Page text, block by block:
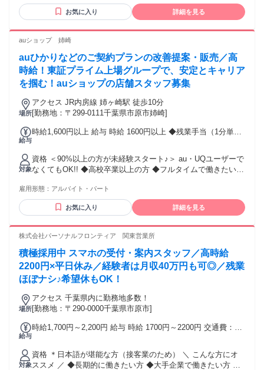
＞ ◇未経験でも始められる仕事がいい ◇接客・販売スキルを
活かしたい ◇安定して長く働きたいetc. ＜色々なお仕事経験
など他キャリアの経験がある方も歓迎！ - 【従業員の声！】
「携帯」は生活に欠かせない物なので、様々な年代のお客様
のために働ける仕事だと思い応募しました。 ・前職の経験が
役に立ったのは？ ヒアリング力を培ってきたので、困ってい
ることに対する提案ができています。 ・携帯販売のおすすめ
ポイントは？ お客様と信頼関係を築ける人、お客様を第一に
考えられる人にとってはおすすめです！
お気に入り 詳細を見る
auショップ 姉崎
auひかりなどのご契約プランの改善提案・販売／高
時給！東証プライム上場グループで、安定とキャリア
を掴む！auショップの店舗スタッフ募集
場所
アクセス JR内房線 姉ヶ崎駅 徒歩10分
[勤務地：〒299-0111千葉県市原市姉崎]
給与
時給1,600円以上 給与 時給 1600円以上 ◆残業手当（1分単位
円～） 皆さんのがんばりをしっかり評価して積極的に昇給し
ていきます!! ※最大時給1800円(経験3年/勤務地による) 交通
費：交通費支給 月額10万円まで
対象
資格 ＜90%以上の方が未経験スタート♪＞ au・UQユーザーで
なくてもOK!! ◆高校卒業以上の方 ◆フルタイムで働きたい方
できる方優遇! ◆半年以上勤務可能な方 ＜こんな方もぜひ！
＞ ◇未経験でも始められる仕事がいい ◇接客・販売スキルを
活かしたい ◇安定して長く働きたいetc. ＜色々なお仕事経験
など他キャリアの経験がある方も歓迎！ - 【従業員の声！】
「携帯」は生活に欠かせない物なので、様々な年代のお客様
のために働ける仕事だと思い応募しました。 ・前職の経験が
役に立ったのは？ ヒアリング力を培ってきたので、困ってい
ることに対する提案ができています。 ・携帯販売のおすすめ
ポイントは？ お客様と信頼関係を築ける人、お客様を第一に
考えられる人にとってはおすすめです！
雇用形態： アルバイト・パート
お気に入り 詳細を見る
株式会社パーソナルフロンティア 関東営業所
積極採用中 スマホの受付・案内スタッフ／高時給
2200円×平日休み／経験者は月収40万円も可◎／残業
ほぼナシ♪希望休もOK！
場所
アクセス 千葉県内に勤務地多数！
[勤務地：〒290-0000千葉県市原市]
給与
時給1,700円～2,200円 給与 時給 1700円～2200円 交通費：通
げる！
対象
資格 ＊日本語が堪能な方（接客業のため） ＼ こんな方にオ
ススメ ／ ◆長期的に働きたい方 ◆大手企業で働きたい方 ◆